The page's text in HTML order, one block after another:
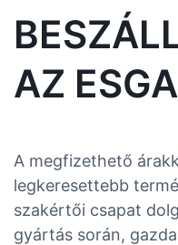
AZ
A megfizethető
legkeresettebb
szakértői csapat
gyártás során,